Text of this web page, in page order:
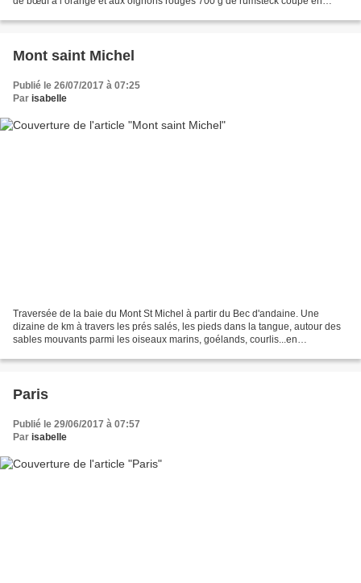
Mont saint Michel
Publié le 26/07/2017 à 07:25
Par isabelle
Traversée de la baie du Mont St Michel à partir du Bec d'andaine. Une
dizaine de km à travers les prés salés, les pieds dans la tangue, autour des
sables mouvants parmi les oiseaux marins, goélands, courlis...en
Paris
Publié le 29/06/2017 à 07:57
Par isabelle